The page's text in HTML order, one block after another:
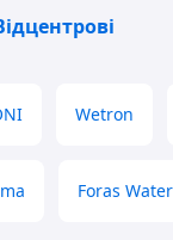
Wetron
Foras